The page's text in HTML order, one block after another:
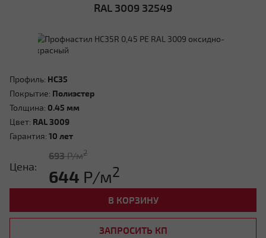
RAL 3009 32549
Профиль: HC35
Покрытие: Полиэстер
Толщина: 0.45 мм
Цвет: RAL 3009
Гарантия: 10 лет
Цена:
693Р/м2
644 Р/м2
В КОРЗИНУ
ЗАПРОСИТЬ КП